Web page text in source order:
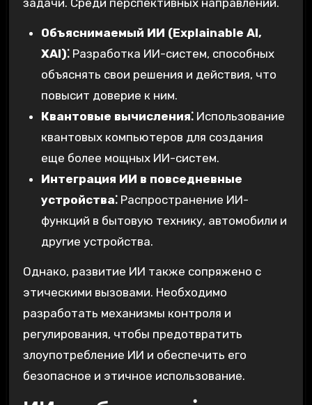
задачи. Среди перспективных направлений⁚
Объяснимаемый ИИ (Explainable AI,
XAI)⁚Разработка ИИ-систем, способных
объяснять свои решения и действия, что
повысит доверие к ним.
Квантовые вычисления⁚Использование
квантовых компьютеров для создания
еще более мощных ИИ-систем.
Интеграция ИИ в повседневные
устройства⁚Распространение ИИ-
функций в бытовую технику, автомобили и
другие устройства.
Однако, развитие ИИ также сопряжено с
этическими вызовами. Необходимо
разработать механизмы контроля и
регулирования, чтобы предотвратить
злоупотребление ИИ и обеспечить его
безопасное и этичное использование.